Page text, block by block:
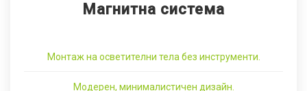
Магнитна система
Монтаж на осветителни тела без инструменти.
Модерен, минималистичен дизайн.